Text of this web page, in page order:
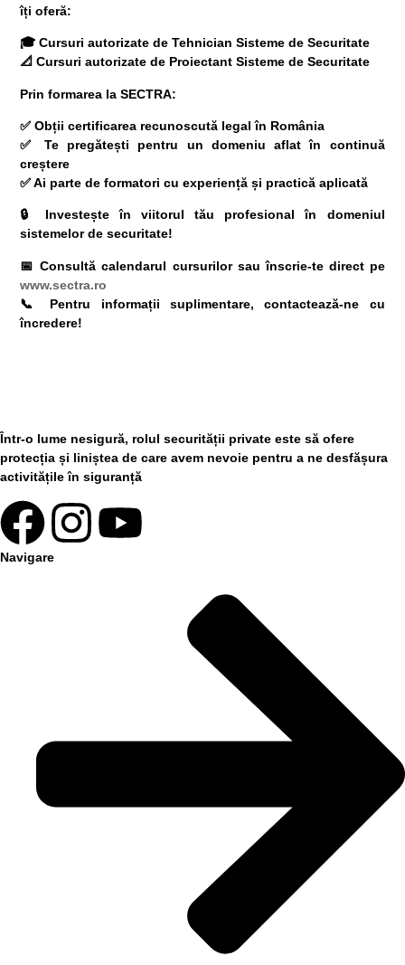
îți oferă:
🎓Cursuri autorizate de Tehnician Sisteme de Securitate
📐Cursuriautorizate de Proiectant Sisteme de Securitate
Prin formarea la SECTRA:
✅ Obții certificarea recunoscută legal în România
✅ Te pregătești pentru un domeniu aflat în continuă
creștere
✅ Ai parte de formatori cu experiență și practică aplicată
🔒 Investește în viitorul tău profesional în domeniul
sistemelor de securitate!
📅 Consultă calendarul cursurilor sau înscrie-te direct pe
www.sectra.ro
📞 Pentru informații suplimentare, contactează-ne cu
încredere!
Într-o lume nesigură, rolul securității private este să ofere
protecția și liniștea de care avem nevoie pentru a ne desfășura
activitățile în siguranță
Navigare